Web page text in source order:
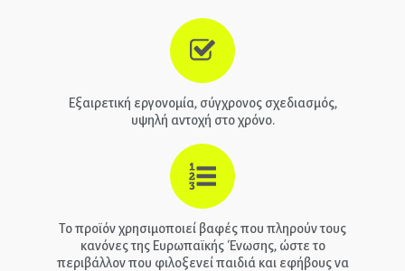
Παιδικά Γραφεία
ΣΤΡΩΜΑΤΑ
ΚΡΕΒΑΤΙΑ
MONTESSORI
ΠΑΙΔΙΚΑ
ΚΡΕΒΑΤΙΑ
Εξαιρετική εργονομία, σύγχρονος σχεδιασμός,
υψηλή αντοχή στο χρόνο.
Το προϊόν χρησιμοποιεί βαφές που πληρούν τους
κανόνες της Ευρωπαϊκής Ένωσης, ώστε το
περιβάλλον που φιλοξενεί παιδιά και εφήβους να